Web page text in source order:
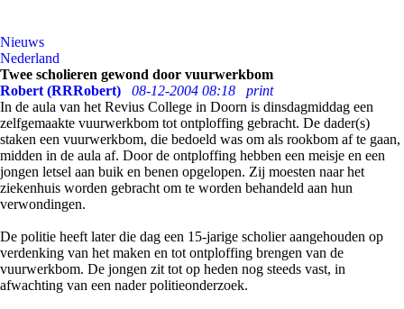
Nieuws
Nederland
Twee scholieren gewond door vuurwerkbom
Robert (RRRobert)
08-12-2004 08:18
print
In de aula van het Revius College in Doorn is dinsdagmiddag een
zelfgemaakte vuurwerkbom tot ontploffing gebracht. De dader(s)
staken een vuurwerkbom, die bedoeld was om als rookbom af te gaan,
midden in de aula af. Door de ontploffing hebben een meisje en een
jongen letsel aan buik en benen opgelopen. Zij moesten naar het
ziekenhuis worden gebracht om te worden behandeld aan hun
verwondingen.
De politie heeft later die dag een 15-jarige scholier aangehouden op
verdenking van het maken en tot ontploffing brengen van de
vuurwerkbom. De jongen zit tot op heden nog steeds vast, in
afwachting van een nader politieonderzoek.